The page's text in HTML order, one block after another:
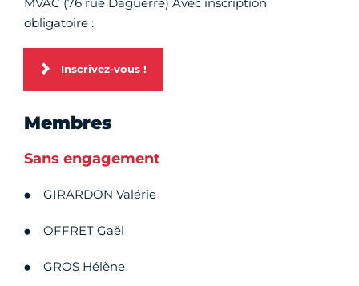
obligatoire :
Inscrivez-vous !
Membres
Sans engagement
GIRARDON Valérie
OFFRET Gaël
GROS Hélène